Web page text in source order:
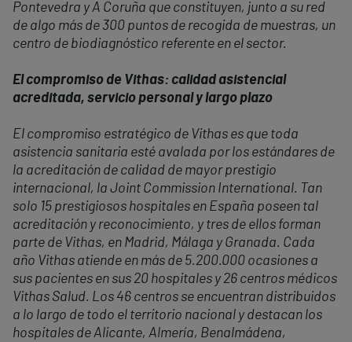
Pontevedra y A Coruña que constituyen, junto a su red
de algo más de 300 puntos de recogida de muestras, un
centro de biodiagnóstico referente en el sector.
El compromiso de Vithas: calidad asistencial
acreditada, servicio personal y largo plazo
El compromiso estratégico de Vithas es que toda
asistencia sanitaria esté avalada por los estándares de
la acreditación de calidad de mayor prestigio
internacional, la Joint Commission International. Tan
solo 15 prestigiosos hospitales en España poseen tal
acreditación y reconocimiento, y tres de ellos forman
parte de Vithas, en Madrid, Málaga y Granada. Cada
año Vithas atiende en más de 5.200.000 ocasiones a
sus pacientes en sus 20 hospitales y 26 centros médicos
Vithas Salud. Los 46 centros se encuentran distribuidos
a lo largo de todo el territorio nacional y destacan los
hospitales de Alicante, Almería, Benalmádena,